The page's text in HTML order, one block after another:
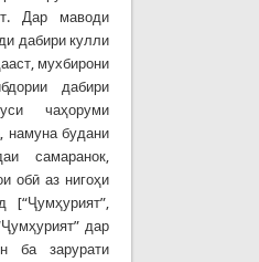
Дар маводи
дабири кулли
мухбирони
дабири
чаҳоруми
намуна будани
самаранок,
обӣ аз нигоҳи
дар
ба зарурати